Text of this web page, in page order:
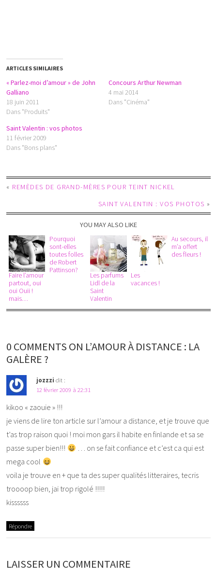
ARTICLES SIMILAIRES
« Parlez-moi d’amour » de John
Galliano
18 juin 2011
Dans "Produits"
Concours Arthur Newman
4 mai 2014
Dans "Cinéma"
Saint Valentin : vos photos
11 février 2009
Dans "Bons plans"
« REMÈDES DE GRAND-MÈRES POUR TEINT NICKEL
SAINT VALENTIN : VOS PHOTOS »
YOU MAY ALSO LIKE
Faire l’amour
partout, oui
oui Ouii !
mais…
Pourquoi
sont-elles
toutes folles
de Robert
Pattinson?
Les parfums
Lidl de la
Saint
Valentin
Les
vacances !
Au secours, il
m’a offert
des fleurs !
0 COMMENTS ON L’AMOUR À DISTANCE : LA
GALÈRE ?
jozzzi dit :
12 février 2009 à 22:31
kikoo « zaouie » !!!
je viens de lire ton article sur l’amour a distance, et je trouve que
t’as trop raison quoi ! moi mon gars il habite en finlande et sa se
passe super bien!!!
… on se fait confiance et c’est ca qui est
mega cool
voila je trouve en + que ta des super qualités litteraires, tecris
troooop bien, jai trop rigolé !!!!!
kissssss
Répondre
LAISSER UN COMMENTAIRE